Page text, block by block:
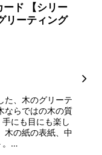
ド 【シリー
リーティング
た、木のグリーテ
ならではの木の質
にも目にも楽し
木の紙の表紙、中
。…